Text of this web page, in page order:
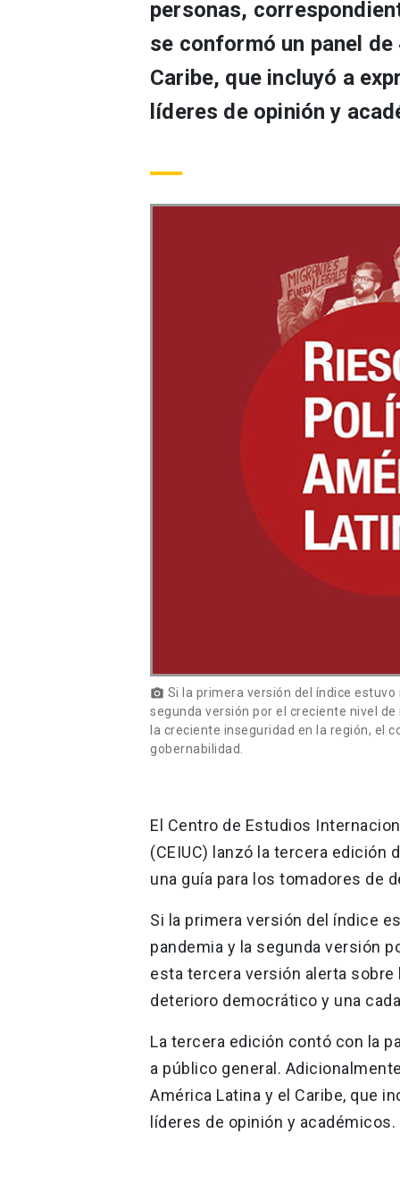
personas,
se conformó un panel
Caribe, que incluyó a
líderes de opinión y
photo_camera Si la primera versión del índice
segunda versión por el creciente nivel
la creciente inseguridad en la región, el
gobernabilidad.
El Centro de Estudios
(CEIUC) lanzó la tercera edición
una guía para los tomadores de
Si la primera versión del índice
pandemia y la segunda versión
esta tercera versión alerta
deterioro democrático y una
La tercera edición contó con la
a público general.
América Latina y el Caribe, que
líderes de opinión y académicos.